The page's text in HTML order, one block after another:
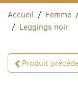
Accueil Femme
Leggings noir
Produit